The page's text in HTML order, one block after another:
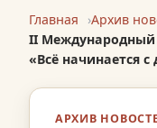
Главная
Архив
II Международный
«Всё начинается с
АРХИВ